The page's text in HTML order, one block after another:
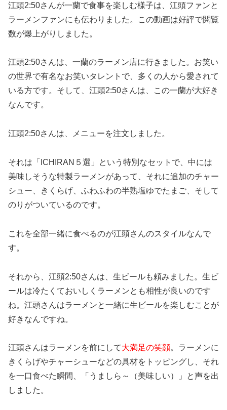
江頭2:50さんが一蘭で食事を楽しむ様子は、江頭ファンと
ラーメンファンにも伝わりました。この動画は好評で閲覧
数が爆上がりしました。
江頭2:50さんは、一蘭のラーメン店に行きました。お笑い
の世界で有名なお笑いタレントで、多くの人から愛されて
いる方です。そして、江頭2:50さんは、この一蘭が大好き
なんです。
江頭2:50さんは、メニューを注文しました。
それは「ICHIRAN５選」という特別なセットで、中には
美味しそうな特製ラーメンがあって、それに追加のチャー
シュー、きくらげ、ふわふわの半熟塩ゆでたまご、そして
のりがついているのです。
これを全部一緒に食べるのが江頭さんのスタイルなんで
す。
それから、江頭2:50さんは、生ビールも頼みました。生ビ
ールは冷たくておいしくラーメンとも相性が良いのです
ね。江頭さんはラーメンと一緒に生ビールを楽しむことが
好きなんですね。
江頭さんはラーメンを前にして大満足の笑顔。ラーメンに
きくらげやチャーシューなどの具材をトッピングし、それ
を一口食べた瞬間、「うましら～（美味しい）」と声を出
しました。